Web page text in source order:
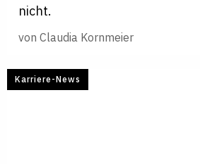
nicht.
von Claudia Kornmeier
Karriere-News